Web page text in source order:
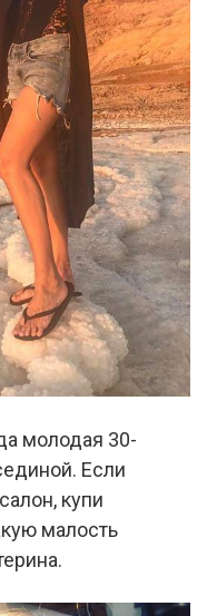
молодая 30-
Если
купи
малость